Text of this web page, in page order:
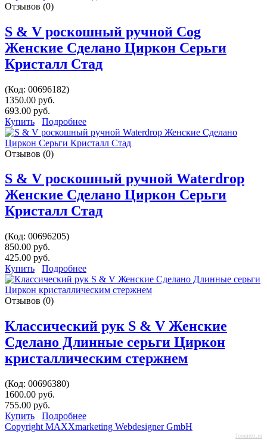
Отзывов (0)
S & V роскошный ручной Cog
Женские Сделано Циркон Серьги
Кристалл Стад
(Код: 00696182)
1350.00 руб.
693.00 руб.
Купить
Подробнее
Отзывов (0)
S & V роскошный ручной Waterdrop
Женские Сделано Циркон Серьги
Кристалл Стад
(Код: 00696205)
850.00 руб.
425.00 руб.
Купить
Подробнее
Отзывов (0)
Классический рук S & V Женские
Сделано Длинные серьги Циркон
кристаллическим стержнем
(Код: 00696380)
1600.00 руб.
755.00 руб.
Купить
Подробнее
Copyright MAXXmarketing Webdesigner GmbH
Joomext.ru